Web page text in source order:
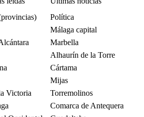
Política
Málaga capital
Marbella
Alhaurín de la Torre
Cártama
Mijas
Victoria
Torremolinos
Comarca de Antequera